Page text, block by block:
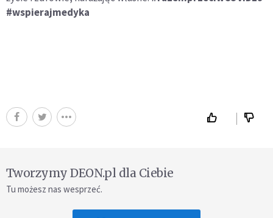
#wspierajmedyka
Tworzymy DEON.pl dla Ciebie
Tu możesz nas wesprzeć.